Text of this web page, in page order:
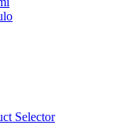
Selector